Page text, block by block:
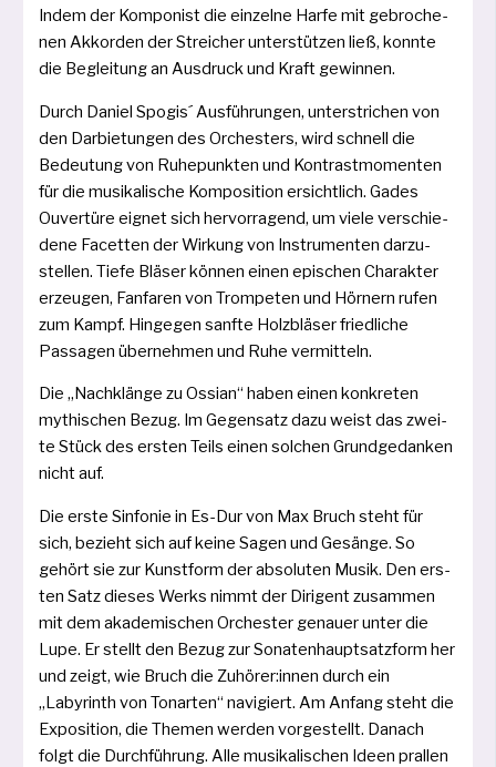
Indem der Komponist die ein­zel­ne Harfe mit gebro­che­
nen Akkorden der Streicher unter­stüt­zen ließ, konn­te
die Begleitung an Ausdruck und Kraft gewinnen.
Durch Daniel Spogis´ Ausführungen, unter­stri­chen von
den Darbietungen des Orchesters, wird schnell die
Bedeutung von Ruhepunkten und Kontrastmomenten
für die musi­ka­li­sche Komposition ersicht­lich. Gades
Ouvertüre eig­net sich her­vor­ra­gend, um vie­le ver­schie­
de­ne Facetten der Wirkung von Instrumenten dar­zu­
stel­len. Tiefe Bläser kön­nen einen epi­schen Charakter
erzeu­gen, Fanfaren von Trompeten und Hörnern rufen
zum Kampf. Hingegen sanf­te Holzbläser fried­li­che
Passagen über­neh­men und Ruhe vermitteln.
Die „Nachklänge zu Ossian“ haben einen kon­kre­ten
mythi­schen Bezug. Im Gegensatz dazu weist das zwei­
te Stück des ers­ten Teils einen sol­chen Grundgedanken
nicht auf.
Die ers­te Sinfonie in Es-Dur von Max Bruch steht für
sich, bezieht sich auf kei­ne Sagen und Gesänge. So
gehört sie zur Kunstform der abso­lu­ten Musik. Den ers­
ten Satz die­ses Werks nimmt der Dirigent zusam­men
mit dem aka­de­mi­schen Orchester genau­er unter die
Lupe. Er stellt den Bezug zur Sonatenhauptsatzform her
und zeigt, wie Bruch die Zuhörer:innen durch ein
„Labyrinth von Tonarten“ navi­giert. Am Anfang steht die
Exposition, die Themen wer­den vor­ge­stellt. Danach
folgt die Durchführung. Alle musi­ka­li­schen Ideen pral­len